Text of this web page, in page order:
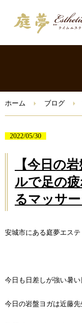
ホーム ブログ
2022/05/30
【今日の
ルで足の
るマッサ
安城市にある庭夢エステ
今日も日差しが強い暑
今日の岩盤ヨガは近藤